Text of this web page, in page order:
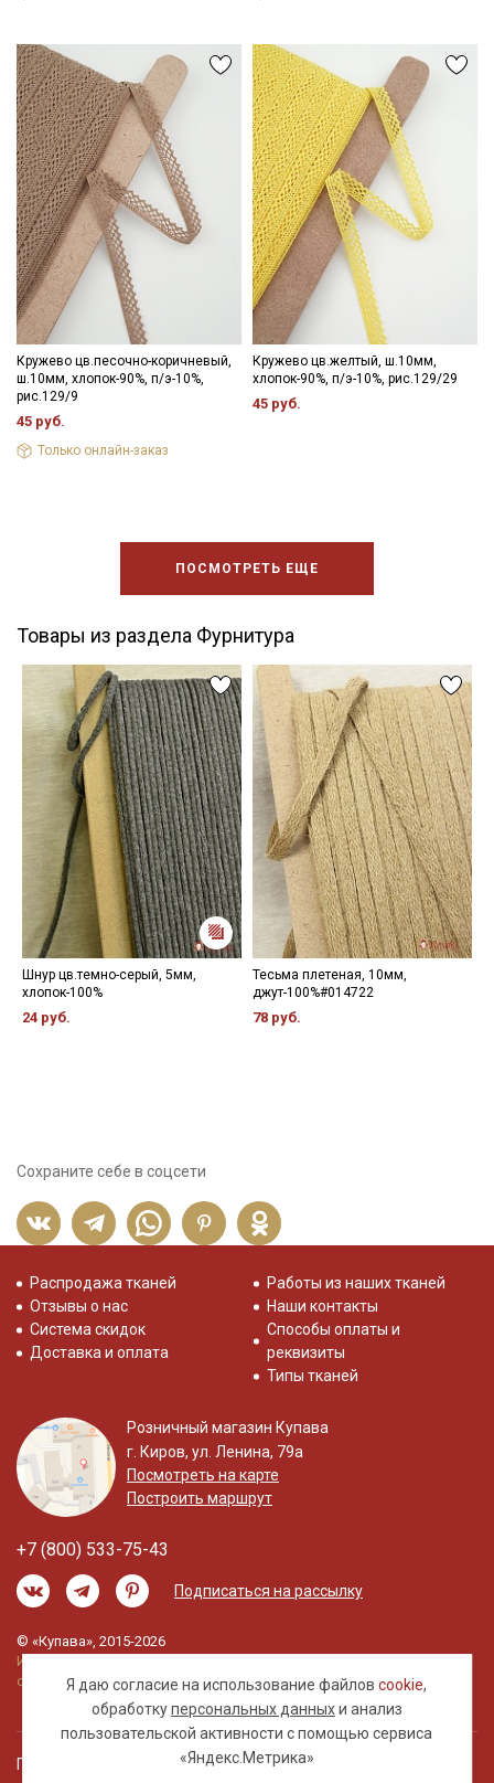
Кружево цв.песочно-коричневый,
ш.10мм, хлопок-90%, п/э-10%,
рис.129/9
45 руб.
Только онлайн-заказ
Кружево цв.желтый, ш.10мм,
хлопок-90%, п/э-10%, рис.129/29
45 руб.
ПОСМОТРЕТЬ ЕЩЕ
Товары из раздела Фурнитура
Шнур цв.темно-серый, 5мм,
хлопок-100%
24 руб.
Тесьма плетеная, 10мм,
джут-100%#014722
78 руб.
Сохраните себе в соцсети
Я даю согласие на использование файловcookie,
обработкуперсональных данныхи анализ
пользовательской активности с помощью сервиса
«Яндекс.Метрика»
Распродажа тканей
Отзывы о нас
Система скидок
Доставка и оплата
Работы из наших тканей
Наши контакты
Способы оплаты и
реквизиты
Типы тканей
Розничный магазин Купава
г. Киров, ул. Ленина, 79а
Посмотреть на карте
Построить маршрут
+7 (800) 533-75-43
Подписаться на рассылку
© «Купава», 2015-2026
Информация на сайте не является публичной
офертой.
Правовая информация